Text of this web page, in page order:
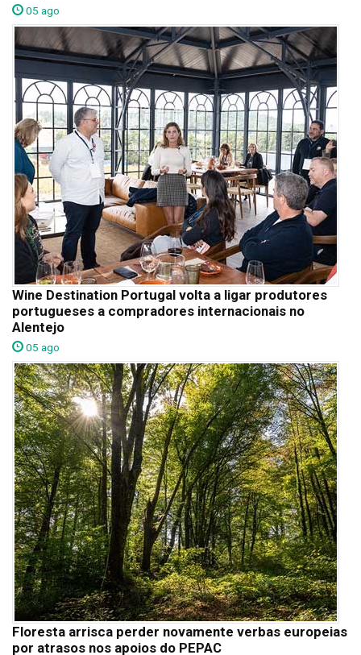
05 ago
Wine Destination Portugal volta a ligar produtores
portugueses a compradores internacionais no
Alentejo
05 ago
Floresta arrisca perder novamente verbas europeias
por atrasos nos apoios do PEPAC